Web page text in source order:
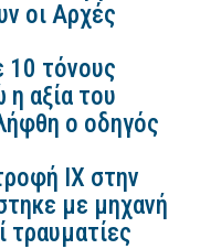
οι Αρχές
τόνους
αξία του
ο οδηγός
ΙΧ στην
με μηχανή
τραυματίες